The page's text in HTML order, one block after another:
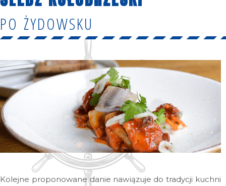
PO ŻYDOWSKU
Kolejne proponowane danie nawiązuje do tradycji kuchni